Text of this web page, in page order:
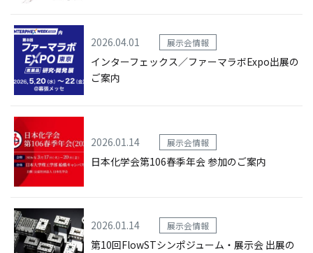
2026.04.01 展示会情報
インターフェックス／ファーマラボExpo出展の
ご案内
2026.01.14 展示会情報
日本化学会第106春季年会 参加のご案内
2026.01.14 展示会情報
第10回FlowSTシンポジューム・展示会 出展の